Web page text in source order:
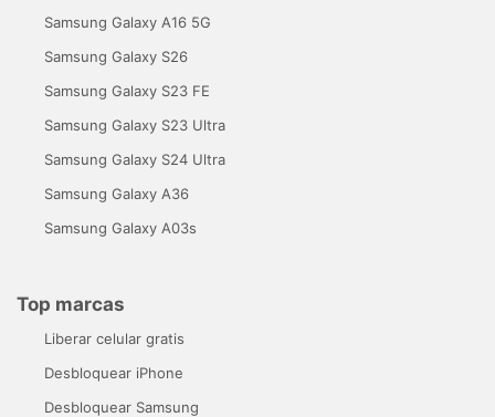
Samsung Galaxy A16 5G
Samsung Galaxy S26
Samsung Galaxy S23 FE
Samsung Galaxy S23 Ultra
Samsung Galaxy S24 Ultra
Samsung Galaxy A36
Samsung Galaxy A03s
Top marcas
Liberar celular gratis
Desbloquear iPhone
Desbloquear Samsung